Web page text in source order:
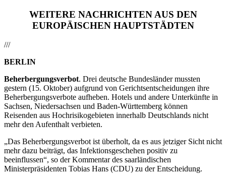
WEITERE NACHRICHTEN AUS DEN
EUROPÄISCHEN HAUPTSTÄDTEN
///
BERLIN
Beherbergungsverbot. Drei deutsche Bundesländer mussten
gestern (15. Oktober) aufgrund von Gerichtsentscheidungen ihre
Beherbergungsverbote aufheben. Hotels und andere Unterkünfte in
Sachsen, Niedersachsen und Baden-Württemberg können
Reisenden aus Hochrisikogebieten innerhalb Deutschlands nicht
mehr den Aufenthalt verbieten.
„Das Beherbergungsverbot ist überholt, da es aus jetziger Sicht nicht
mehr dazu beiträgt, das Infektionsgeschehen positiv zu
beeinflussen“, so der Kommentar des saarländischen
Ministerpräsidenten Tobias Hans (CDU) zu der Entscheidung.